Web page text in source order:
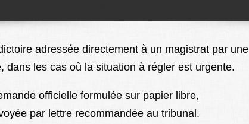
adressée directement à un magistrat par une
dans les cas où la situation à régler est urgente.
officielle formulée sur papier libre,
par lettre recommandée au tribunal.